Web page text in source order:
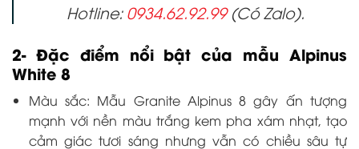
Hotline:0934.62.92.99(Có Zalo).
2- Đặc điểm nổi bật của mẫu Alpinus
White 8
Màu sắc: Mẫu Granite Alpinus 8 gây ấn tượng
mạnh với nền màu trắng kem pha xám nhạt, tạo
cảm giác tươi sáng nhưng vẫn có chiều sâu tự